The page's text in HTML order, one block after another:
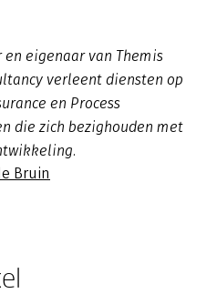
eigenaar van Themis
verleent diensten op
en Process
die zich bezighouden met
Bruin